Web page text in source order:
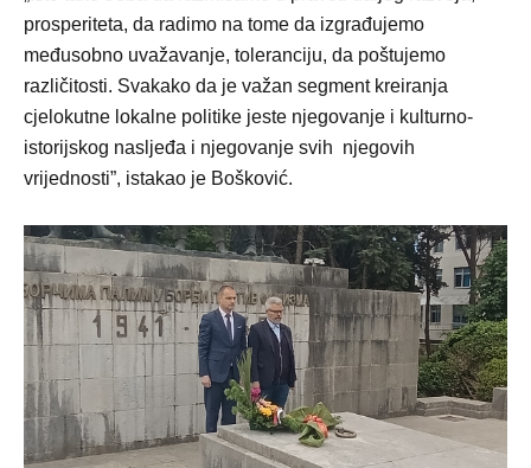
prosperiteta, da radimo na tome da izgrađujemo
međusobno uvažavanje, toleranciju, da poštujemo
različitosti. Svakako da je važan segment kreiranja
cjelokutne lokalne politike jeste njegovanje i kulturno-
istorijskog nasljeđa i njegovanje svih njegovih
vrijednosti”, istakao je Bošković.